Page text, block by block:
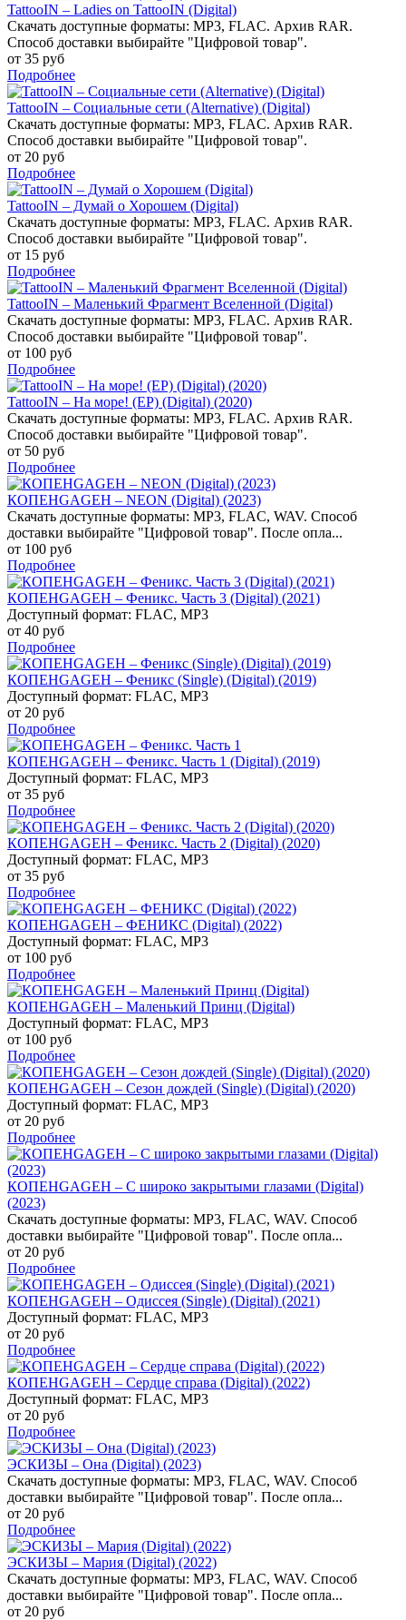
TattooIN – Ladies on TattooIN (Digital)
Скачать доступные форматы: MP3, FLAC. Архив RAR.
Способ доставки выбирайте "Цифровой товар".
от 35 руб
Подробнее
TattooIN – Социальные сети (Alternative) (Digital)
Скачать доступные форматы: MP3, FLAC. Архив RAR.
Способ доставки выбирайте "Цифровой товар".
от 20 руб
Подробнее
TattooIN – Думай о Хорошем (Digital)
Скачать доступные форматы: MP3, FLAC. Архив RAR.
Способ доставки выбирайте "Цифровой товар".
от 15 руб
Подробнее
TattooIN – Маленький Фрагмент Вселенной (Digital)
Скачать доступные форматы: MP3, FLAC. Архив RAR.
Способ доставки выбирайте "Цифровой товар".
от 100 руб
Подробнее
TattooIN – На море! (EP) (Digital) (2020)
Скачать доступные форматы: MP3, FLAC. Архив RAR.
Способ доставки выбирайте "Цифровой товар".
от 50 руб
Подробнее
КОПЕНGАGЕН – NEON (Digital) (2023)
Скачать доступные форматы: MP3, FLAC, WAV. Способ
доставки выбирайте "Цифровой товар". После опла...
от 100 руб
Подробнее
КОПЕНGАGЕН – Феникс. Часть 3 (Digital) (2021)
Доступный формат: FLAC, MP3
от 40 руб
Подробнее
КОПЕНGАGЕН – Феникс (Single) (Digital) (2019)
Доступный формат: FLAC, MP3
от 20 руб
Подробнее
КОПЕНGАGЕН – Феникс. Часть 1 (Digital) (2019)
Доступный формат: FLAC, MP3
от 35 руб
Подробнее
КОПЕНGАGЕН – Феникс. Часть 2 (Digital) (2020)
Доступный формат: FLAC, MP3
от 35 руб
Подробнее
КОПЕНGАGЕН – ФЕНИКС (Digital) (2022)
Доступный формат: FLAC, MP3
от 100 руб
Подробнее
КОПЕНGАGЕН – Маленький Принц (Digital)
Доступный формат: FLAC, MP3
от 100 руб
Подробнее
КОПЕНGАGЕН – Сезон дождей (Single) (Digital) (2020)
Доступный формат: FLAC, MP3
от 20 руб
Подробнее
КОПЕНGАGЕН – С широко закрытыми глазами (Digital)
(2023)
Скачать доступные форматы: MP3, FLAC, WAV. Способ
доставки выбирайте "Цифровой товар". После опла...
от 20 руб
Подробнее
КОПЕНGАGЕН – Одиссея (Single) (Digital) (2021)
Доступный формат: FLAC, MP3
от 20 руб
Подробнее
КОПЕНGАGЕН – Сердце справа (Digital) (2022)
Доступный формат: FLAC, MP3
от 20 руб
Подробнее
ЭСКИЗЫ – Она (Digital) (2023)
Скачать доступные форматы: MP3, FLAC, WAV. Способ
доставки выбирайте "Цифровой товар". После опла...
от 20 руб
Подробнее
ЭСКИЗЫ – Мария (Digital) (2022)
Скачать доступные форматы: MP3, FLAC, WAV. Способ
доставки выбирайте "Цифровой товар". После опла...
от 20 руб